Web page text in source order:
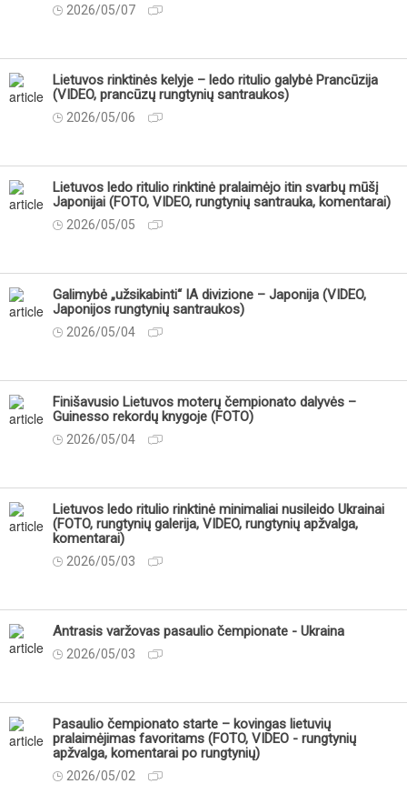
2026/05/07
Lietuvos rinktinės kelyje – ledo ritulio galybė Prancūzija
(VIDEO, prancūzų rungtynių santraukos)
2026/05/06
Lietuvos ledo ritulio rinktinė pralaimėjo itin svarbų mūšį
Japonijai (FOTO, VIDEO, rungtynių santrauka, komentarai)
2026/05/05
Galimybė „užsikabinti“ IA divizione – Japonija (VIDEO,
Japonijos rungtynių santraukos)
2026/05/04
Finišavusio Lietuvos moterų čempionato dalyvės –
Guinesso rekordų knygoje (FOTO)
2026/05/04
Lietuvos ledo ritulio rinktinė minimaliai nusileido Ukrainai
(FOTO, rungtynių galerija, VIDEO, rungtynių apžvalga,
komentarai)
2026/05/03
Antrasis varžovas pasaulio čempionate - Ukraina
2026/05/03
Pasaulio čempionato starte – kovingas lietuvių
pralaimėjimas favoritams (FOTO, VIDEO - rungtynių
apžvalga, komentarai po rungtynių)
2026/05/02